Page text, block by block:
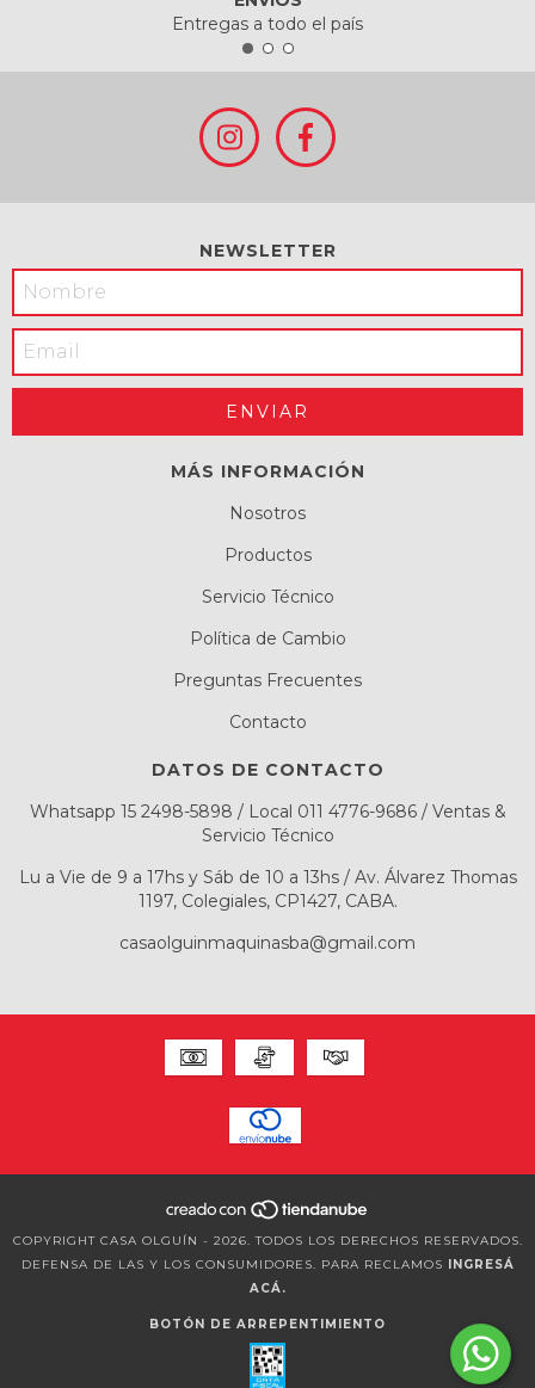
Entregas a todo el país
NEWSLETTER
MÁS INFORMACIÓN
Nosotros
Productos
Servicio Técnico
Política de Cambio
Preguntas Frecuentes
Contacto
DATOS DE CONTACTO
Whatsapp 15 2498-5898 / Local 011 4776-9686 / Ventas &
Servicio Técnico
Lu a Vie de 9 a 17hs y Sáb de 10 a 13hs / Av. Álvarez Thomas
1197, Colegiales, CP1427, CABA.
casaolguinmaquinasba@gmail.com
COPYRIGHT CASA OLGUÍN - 2026. TODOS LOS DERECHOS RESERVADOS.
DEFENSA DE LAS Y LOS CONSUMIDORES. PARA RECLAMOS INGRESÁ
ACÁ.
BOTÓN DE ARREPENTIMIENTO